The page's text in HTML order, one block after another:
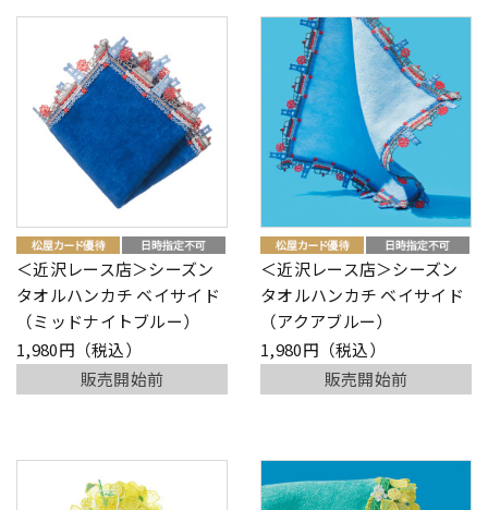
＜近沢レース店＞シーズン
タオルハンカチ ベイサイド
（ミッドナイトブルー）
1,980円（税込）
販売開始前
＜近沢レース店＞シーズン
タオルハンカチ ベイサイド
（アクアブルー）
1,980円（税込）
販売開始前